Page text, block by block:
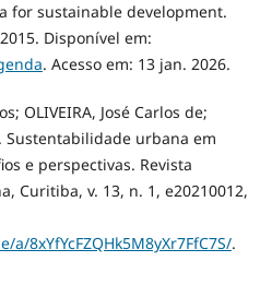
for sustainable development.
Disponível em:
. Acesso em: 13 jan. 2026.
OLIVEIRA, José Carlos de;
Sustentabilidade urbana em
e perspectivas. Revista
Curitiba, v. 13, n. 1, e20210012,
8xYfYcFZQHk5M8yXr7FfC7S/⁠.